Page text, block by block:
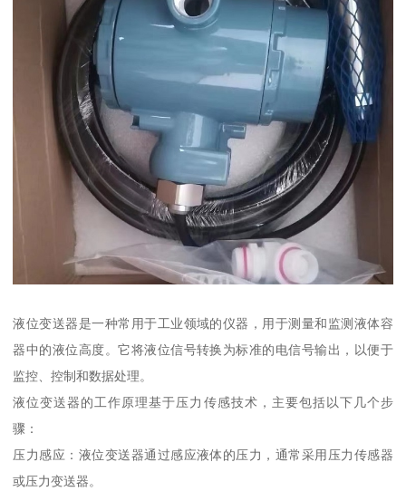
液位变送器是一种常用于工业领域的仪器，用于测量和监测液体容
器中的液位高度。它将液位信号转换为标准的电信号输出，以便于
监控、控制和数据处理。
液位变送器的工作原理基于压力传感技术，主要包括以下几个步
骤：
压力感应：液位变送器通过感应液体的压力，通常采用压力传感器
或压力变送器。